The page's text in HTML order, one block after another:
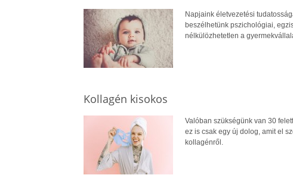
Napjaink életvezetési
beszélhetünk pszichológiai,
nélkülözhetetlen a
Kollagén kisokos
Valóban szükségünk van 30
ez is csak egy új dolog, amit el
kollagénről.